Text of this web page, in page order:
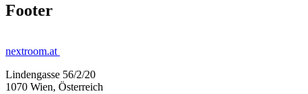
Footer
nextroom.at
Lindengasse 56/2/20
1070 Wien, Österreich